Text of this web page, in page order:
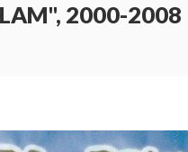
2000-2008